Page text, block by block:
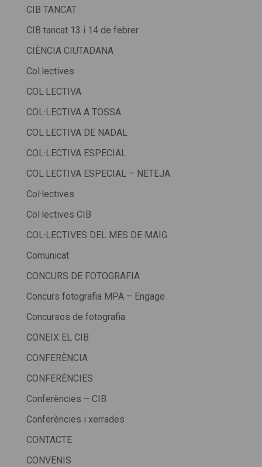
CIB TANCAT
CIB tancat 13 i 14 de febrer
CIÈNCIA CIUTADANA
Col.lectives
COL·LECTIVA
COL·LECTIVA A TOSSA
COL·LECTIVA DE NADAL
COL·LECTIVA ESPECIAL
COL·LECTIVA ESPECIAL – NETEJA
Col·lectives
Col·lectives CIB
COL·LECTIVES DEL MES DE MAIG
Comunicat
CONCURS DE FOTOGRAFIA
Concurs fotografia MPA – Engage
Concursos de fotografia
CONEIX EL CIB
CONFERÈNCIA
CONFERÈNCIES
Conferències – CIB
Conferències i xerrades
CONTACTE
CONVENIS